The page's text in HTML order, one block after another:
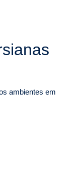
ambientes em